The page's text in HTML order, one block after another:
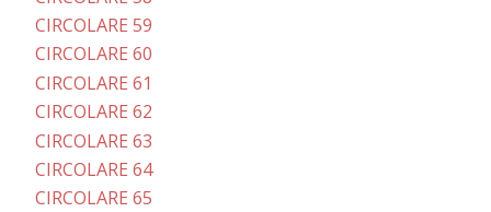
CIRCOLARE 59
CIRCOLARE 60
CIRCOLARE 61
CIRCOLARE 62
CIRCOLARE 63
CIRCOLARE 64
CIRCOLARE 65